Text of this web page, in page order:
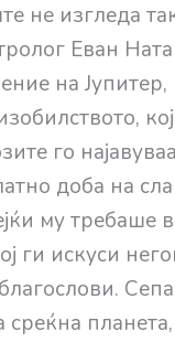
не изгледа
Еван
на Јупитер,
го
доба на
му требаше
ги искуси
планета,